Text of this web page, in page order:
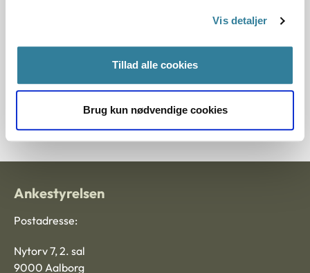
Vis detaljer
Tillad alle cookies
Brug kun nødvendige cookies
§ 3 § 5 § 54a § 83
Journalnummer
2012-8166-44315
Ankestyrelsen
Postadresse:
Nytorv 7, 2. sal
9000 Aalborg